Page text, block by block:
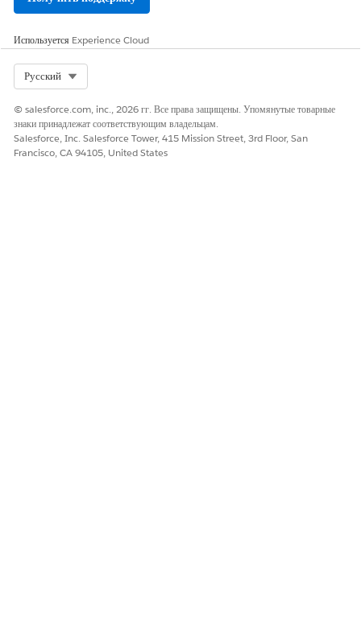
ЭТА СТАТЬЯ РЕШИЛА ВАШУ ПРОБЛЕМУ?
Оставьте свой отзыв, чтобы мы могли стать лучше!
Да Нет
Используется Experience Cloud
Русский
© salesforce.com, inc., 2026 гг. Все права защищены. Упомянутые товарные
знаки принадлежат соответствующим владельцам.
Salesforce, Inc. Salesforce Tower, 415 Mission Street, 3rd Floor, San
Francisco, CA 94105, United States